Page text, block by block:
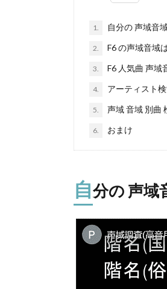
1. 自分の 声域音
2. F6 の声域音域
3. F6 人気曲 声域
4. アーティスト
5. 声域 音域 別曲
6. おまけ
自分の 声域